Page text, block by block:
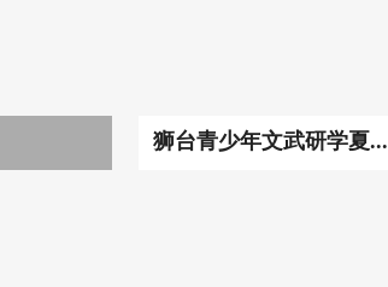
狮台青少年文武研学夏...